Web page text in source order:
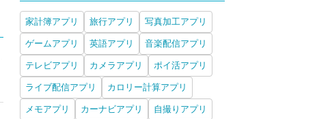
家計簿アプリ 旅行アプリ 写真加工アプリ
ゲームアプリ 英語アプリ 音楽配信アプリ
テレビアプリ カメラアプリ ポイ活アプリ
ライブ配信アプリ カロリー計算アプリ
メモアプリ カーナビアプリ 自撮りアプリ